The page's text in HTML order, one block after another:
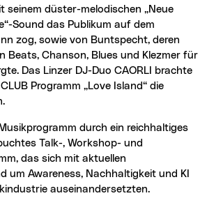
seinem düster-melodischen „Neue
Sound das Publikum auf dem
zog, sowie von Buntspecht, deren
Beats, Chanson, Blues und Klezmer für
Das Linzer DJ-Duo CAORLI brachte
Programm „Love Island“ die
Talk-, Workshop- und
das sich mit aktuellen
um Awareness, Nachhaltigkeit und KI
auseinandersetzten.